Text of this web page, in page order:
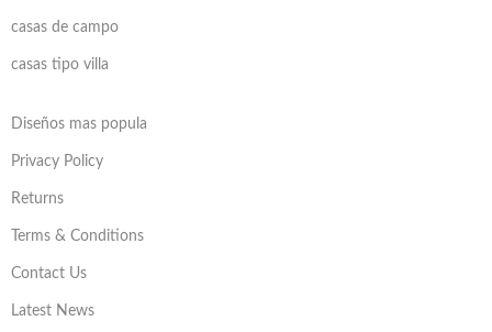
casas de campo
casas tipo villa
Diseños mas popula
Privacy Policy
Returns
Terms & Conditions
Contact Us
Latest News